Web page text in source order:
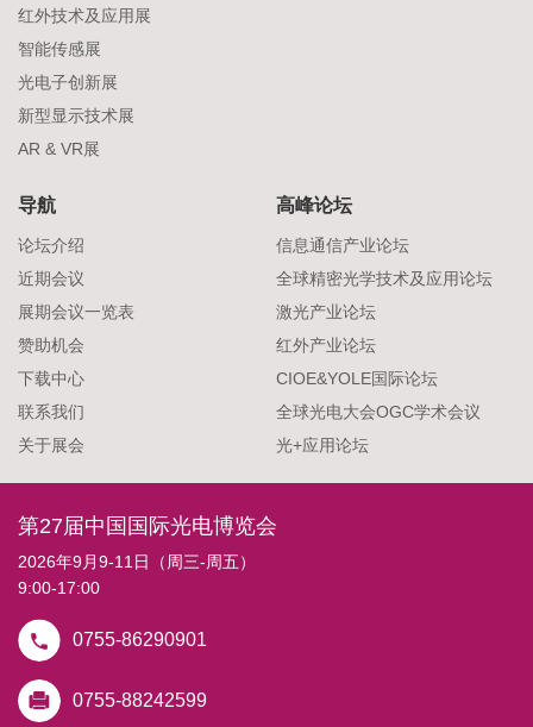
红外技术及应用展
智能传感展
光电子创新展
新型显示技术展
AR & VR展
导航
论坛介绍
近期会议
展期会议一览表
赞助机会
下载中心
联系我们
关于展会
高峰论坛
信息通信产业论坛
全球精密光学技术及应用论坛
激光产业论坛
红外产业论坛
CIOE&YOLE国际论坛
全球光电大会OGC学术会议
光+应用论坛
第27届中国国际光电博览会
2026年9月9-11日（周三-周五）
9:00-17:00
0755-86290901
0755-88242599